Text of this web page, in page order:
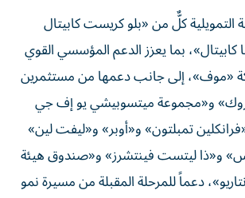
التمويلية كلٌّ من «بلو كريست كابيتال
بما يعزز الدعم المؤسسي القوي
«موف»، إلى جانب دعمها من مستثمرين
روك» و«مجموعة ميتسوبيشي يو إف جي
تمبلتون» و«أوبر» و«ليفت لين»
و«ذا ليتست فينتشرز» و«صندوق هيئة
دعماً للمرحلة المقبلة من مسيرة نمو